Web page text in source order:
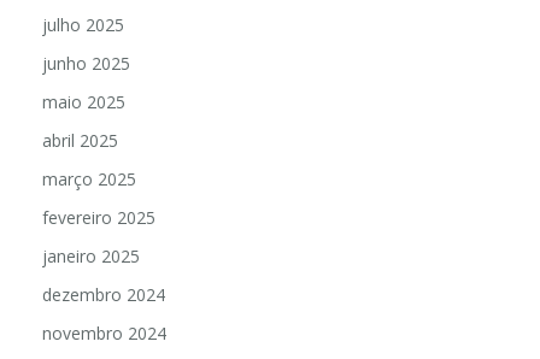
julho 2025
junho 2025
maio 2025
abril 2025
março 2025
fevereiro 2025
janeiro 2025
dezembro 2024
novembro 2024